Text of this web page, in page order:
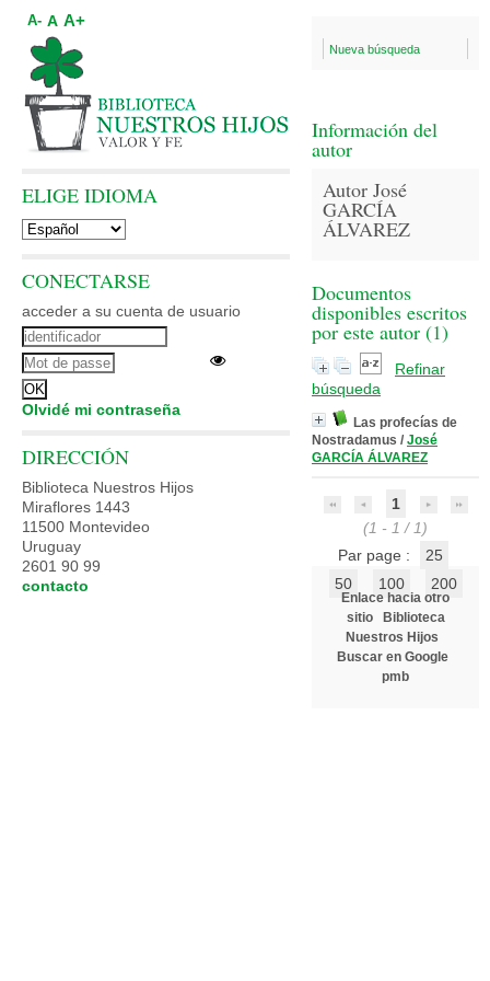
Nueva búsqueda
Información del
autor
Autor José
GARCÍA
ÁLVAREZ
Documentos
disponibles escritos
por este autor (1)
Refinar
búsqueda
Las profecías de
Nostradamus / José
GARCÍA ÁLVAREZ
1
(1 - 1 / 1)
Par page :
25
50
100 200
Enlace hacia otro
sitio
Biblioteca
Nuestros Hijos
Buscar en Google
pmb
A- A A+
ELIGE IDIOMA
CONECTARSE
acceder a su cuenta de usuario
Olvidé mi contraseña
DIRECCIÓN
Biblioteca Nuestros Hijos
Miraflores 1443
11500 Montevideo
Uruguay
2601 90 99
contacto